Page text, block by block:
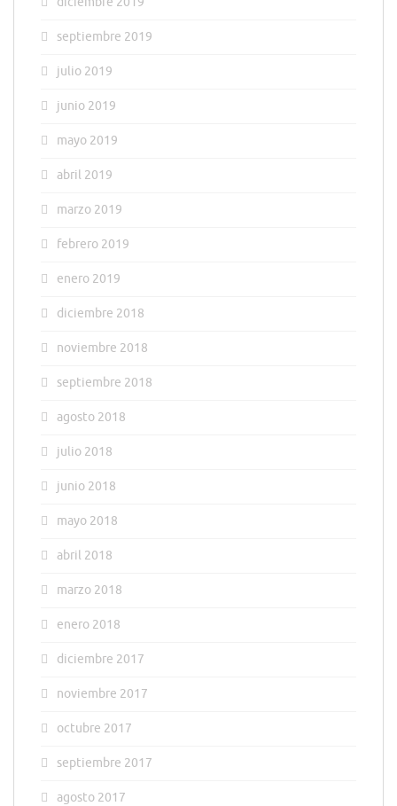
septiembre 2019
julio 2019
junio 2019
mayo 2019
abril 2019
marzo 2019
febrero 2019
enero 2019
diciembre 2018
noviembre 2018
septiembre 2018
agosto 2018
julio 2018
junio 2018
mayo 2018
abril 2018
marzo 2018
enero 2018
diciembre 2017
noviembre 2017
octubre 2017
septiembre 2017
agosto 2017